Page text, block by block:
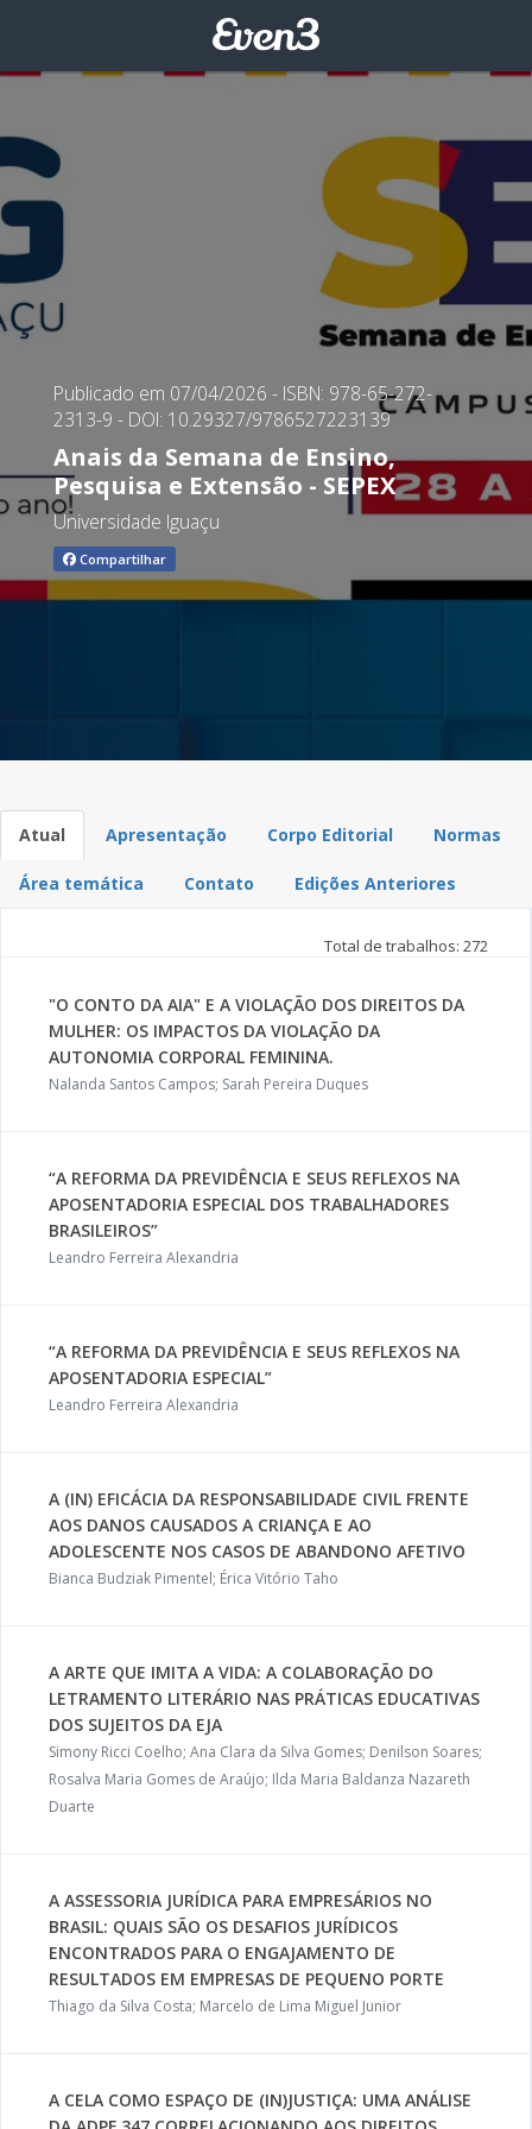
Publicado em 07/04/2026 - ISBN: 978-65-272-
2313-9 - DOI: 10.29327/9786527223139
Anais da Semana de Ensino,
Pesquisa e Extensão - SEPEX
Universidade Iguaçu
Compartilhar
Atual Apresentação Corpo Editorial Normas
Área temática Contato Edições Anteriores
Total de trabalhos: 272
"O CONTO DA AIA" E A VIOLAÇÃO DOS DIREITOS DA
MULHER: OS IMPACTOS DA VIOLAÇÃO DA
AUTONOMIA CORPORAL FEMININA.
Nalanda Santos Campos; Sarah Pereira Duques
“A REFORMA DA PREVIDÊNCIA E SEUS REFLEXOS NA
APOSENTADORIA ESPECIAL DOS TRABALHADORES
BRASILEIROS”
Leandro Ferreira Alexandria
“A REFORMA DA PREVIDÊNCIA E SEUS REFLEXOS NA
APOSENTADORIA ESPECIAL”
Leandro Ferreira Alexandria
A (IN) EFICÁCIA DA RESPONSABILIDADE CIVIL FRENTE
AOS DANOS CAUSADOS A CRIANÇA E AO
ADOLESCENTE NOS CASOS DE ABANDONO AFETIVO
Bianca Budziak Pimentel; Érica Vitório Taho
A ARTE QUE IMITA A VIDA: A COLABORAÇÃO DO
LETRAMENTO LITERÁRIO NAS PRÁTICAS EDUCATIVAS
DOS SUJEITOS DA EJA
Simony Ricci Coelho; Ana Clara da Silva Gomes; Denilson Soares;
Rosalva Maria Gomes de Araújo; Ilda Maria Baldanza Nazareth
Duarte
A ASSESSORIA JURÍDICA PARA EMPRESÁRIOS NO
BRASIL: QUAIS SÃO OS DESAFIOS JURÍDICOS
ENCONTRADOS PARA O ENGAJAMENTO DE
RESULTADOS EM EMPRESAS DE PEQUENO PORTE
Thiago da Silva Costa; Marcelo de Lima Miguel Junior
A CELA COMO ESPAÇO DE (IN)JUSTIÇA: UMA ANÁLISE